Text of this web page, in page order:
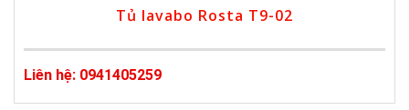
Tủ lavabo Rosta T9-02
Liên hệ: 0941405259